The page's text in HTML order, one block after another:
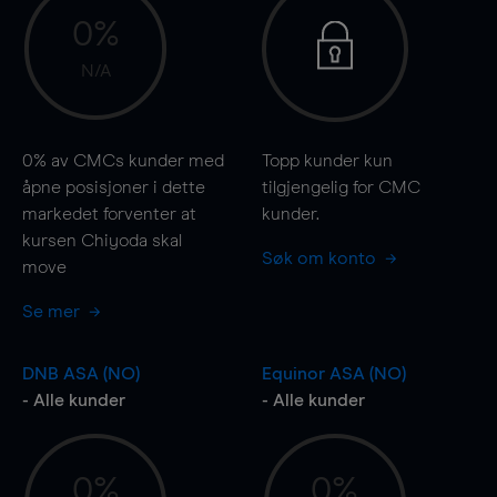
0%
N/A
0% av CMCs kunder med
åpne posisjoner i dette
markedet forventer at
kursen Chiyoda skal
move
Se mer
Topp kunder kun
tilgjengelig for CMC
kunder.
Søk om konto
DNB ASA (NO)
- Alle kunder
Equinor ASA (NO)
- Alle kunder